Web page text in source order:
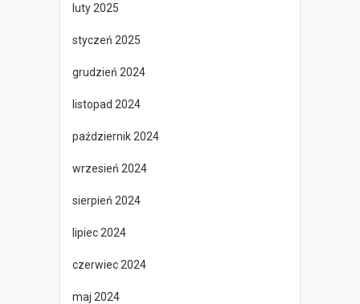
luty 2025
styczeń 2025
grudzień 2024
listopad 2024
październik 2024
wrzesień 2024
sierpień 2024
lipiec 2024
czerwiec 2024
maj 2024